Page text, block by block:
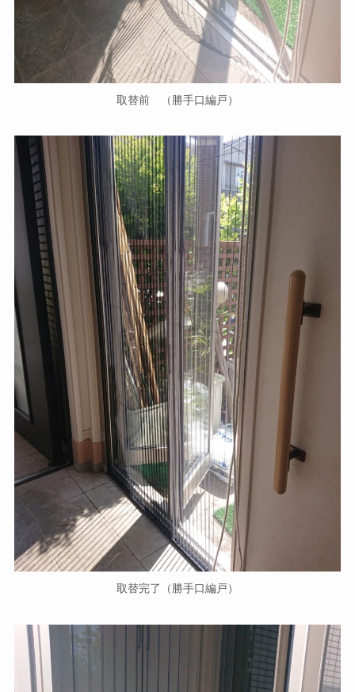
取替前 （勝手口編戸）
取替完了（勝手口編戸）